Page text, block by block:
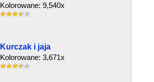
Kolorowane: 9,540x
Kurczak i jaja
Kolorowane: 3,671x